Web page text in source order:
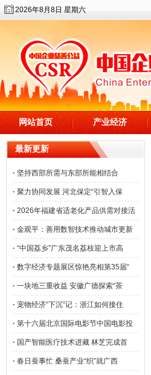
2026年8月8日 星期六
网站首页 产业经济
最新更新
· 坚持西部所需与东部所能相结合
· 聚力协同发展 河北保定“引智入保
· 2026年福建省适老化产品供需对接活
· 金观平：善用数智技术推动城市更新
· “中国荔乡”广东茂名荔枝迎上市高
· 数字经济专题展区惊艳亮相第35届“
· 一块地三重收益 安徽广德探索“茶
· 宠物经济“下沉”记：浙江如何接住
· 第十六届北京国际电影节中国电影投
· 国产智能医疗技术进藏 林芝完成首
· 春日蚕事忙 桑蚕产业“织”就广西